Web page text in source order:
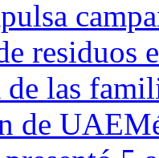
residuos
las
de